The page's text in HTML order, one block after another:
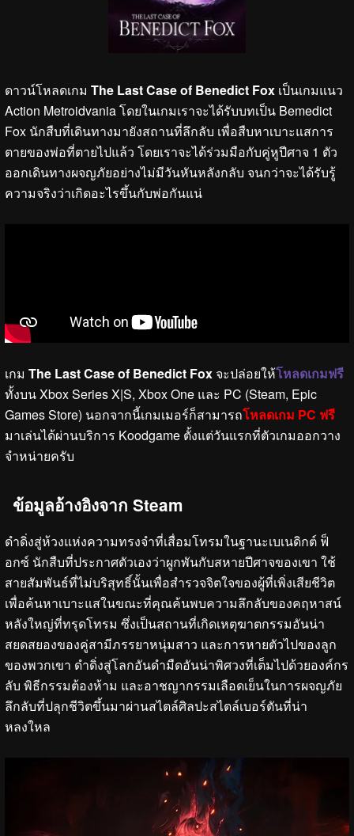
ดาวน์โหลดเกม The Last Case of Benedict Fox เป็นเกมแนว
Action Metroidvania โดยในเกมเราจะได้รับบทเป็น Bemedict
Fox นักสืบที่เดินทางมายังสถานที่ลึกลับ เพื่อสืบหาเบาะแสการ
ตายของพ่อที่ตายไปแล้ว โดยเราจะได้ร่วมมือกับคู่หูปีศาจ 1 ตัว
ออกเดินทางผจญภัยอย่างไม่มีวันหันหลังกลับ จนกว่าจะได้รับรู้
ความจริงว่าเกิดอะไรขึ้นกับพ่อกันแน่
เกม The Last Case of Benedict Fox จะปล่อยให้โหลดเกมฟรี
ทั้งบน Xbox Series X|S, Xbox One และ PC (Steam, Epic
Games Store) นอกจากนี้เกมเมอร์ก็สามารถโหลดเกม PC ฟรี
มาเล่นได้ผ่านบริการ Koodgame ตั้งแต่วันแรกที่ตัวเกมออกวาง
จำหน่ายครับ
ข้อมูลอ้างอิงจาก Steam
ดำดิ่งสู่ห้วงแห่งความทรงจำที่เสื่อมโทรมในฐานะเบเนดิกต์ ฟ็
อกซ์ นักสืบที่ประกาศตัวเองว่าผูกพันกับสหายปีศาจของเขา ใช้
สายสัมพันธ์ที่ไม่บริสุทธิ์นั้นเพื่อสำรวจจิตใจของผู้ที่เพิ่งเสียชีวิต
เพื่อค้นหาเบาะแสในขณะที่คุณค้นพบความลึกลับของคฤหาสน์
หลังใหญ่ที่ทรุดโทรม ซึ่งเป็นสถานที่เกิดเหตุฆาตกรรมอันน่า
สยดสยองของคู่สามีภรรยาหนุ่มสาว และการหายตัวไปของลูก
ของพวกเขา ดำดิ่งสู่โลกอันดำมืดอันน่าพิศวงที่เต็มไปด้วยองค์กร
ลับ พิธีกรรมต้องห้าม และอาชญากรรมเลือดเย็นในการผจญภัย
ลึกลับที่ปลุกชีวิตขึ้นมาผ่านสไตล์ศิลปะสไตล์เบอร์ตันที่น่า
หลงใหล